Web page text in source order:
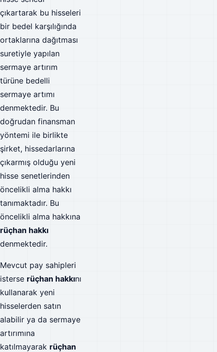
çıkartarak bu hisseleri
bir bedel karşılığında
ortaklarına dağıtması
suretiyle yapılan
sermaye artırım
türüne bedelli
sermaye artımı
denmektedir. Bu
doğrudan finansman
yöntemi ile birlikte
şirket, hissedarlarına
çıkarmış olduğu yeni
hisse senetlerinden
öncelikli alma hakkı
tanımaktadır. Bu
öncelikli alma hakkına
rüçhan hakkı
denmektedir.
Mevcut pay sahipleri
isterse rüçhan hakkını
kullanarak yeni
hisselerden satın
alabilir ya da sermaye
artırımına
katılmayarak rüçhan